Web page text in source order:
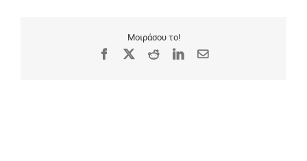
Μοιράσου το!
Facebook RedditLinkedIn
Email